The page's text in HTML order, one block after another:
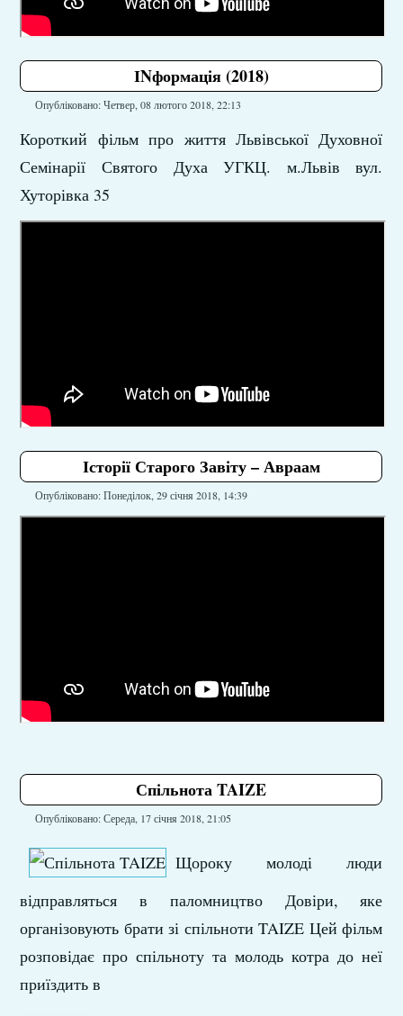
ІNформація (2018)
Опубліковано: Четвер, 08 лютого 2018, 22:13
Короткий фільм про життя Львівської Духовної
Семінарії Святого Духа УГКЦ. м.Львів вул.
Хуторівка 35
Історії Старого Завіту – Авраам
Опубліковано: Понеділок, 29 січня 2018, 14:39
Спільнота TAIZE
Опубліковано: Середа, 17 січня 2018, 21:05
Щороку молоді люди
відправляться в паломництво Довіри, яке
організовують брати зі спільноти TAIZE Цей фільм
розповідає про спільноту та молодь котра до неї
приїздить в